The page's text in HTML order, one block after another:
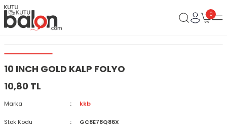
0
10 INCH GOLD KALP FOLYO
10,80 TL
Marka kkb
Stok Kodu GC8E78Q86X